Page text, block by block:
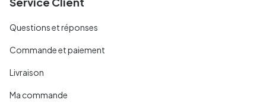
Questions et réponses
Commande et paiement
Livraison
Ma commande